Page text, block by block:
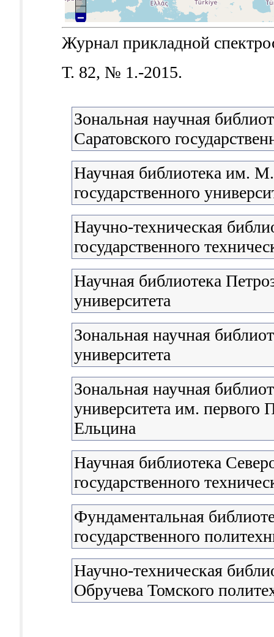
Журнал прикладной
Т. 82, № 1.-2015.
Зональная научная
Саратовского
Научная библиотека им.
государственного
Научно-техническая
государственного
Научная библиотека
университета
Зональная научная
университета
Зональная научная
университета им. первого
Ельцина
Научная библиотека
государственного
Фундаментальная
государственного
Научно-техническая
Обручева Томского